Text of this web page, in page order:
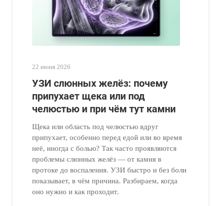
22 июня 2026
УЗИ слюнных желёз: почему
припухает щека или под
челюстью и при чём тут камни
Щека или область под челюстью вдруг
припухает, особенно перед едой или во время
неё, иногда с болью? Так часто проявляются
проблемы слюнных желёз — от камня в
протоке до воспаления. УЗИ быстро и без боли
показывает, в чём причина. Разбираем, когда
оно нужно и как проходит.